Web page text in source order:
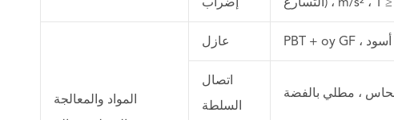
المواد والمعالجة
عازل
اتصال
السلطة
، مطلي بالفضة